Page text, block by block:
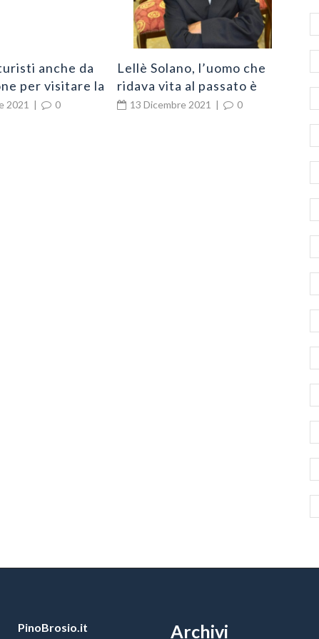
anche da
per visitare la
2021 | 0
Lellè Solano, l’uomo che
ridava vita al passato è
cittadino di Zungri
13 Dicembre 2021 | 0
PinoBrosio.it Archivi